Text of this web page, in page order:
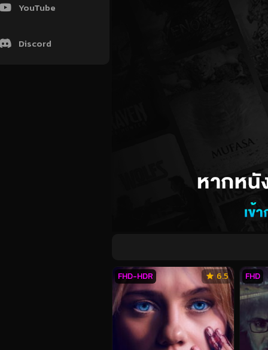
YouTube
Discord
6.5
FHD-HDR FHD